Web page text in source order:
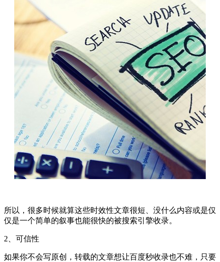
所以，很多时候就算这些时效性文章很短、没什么内容或是仅
仅是一个简单的叙事也能很快的被搜索引擎收录。
2、可信性
如果你不会写原创，转载的文章想让百度秒收录也不难，只要